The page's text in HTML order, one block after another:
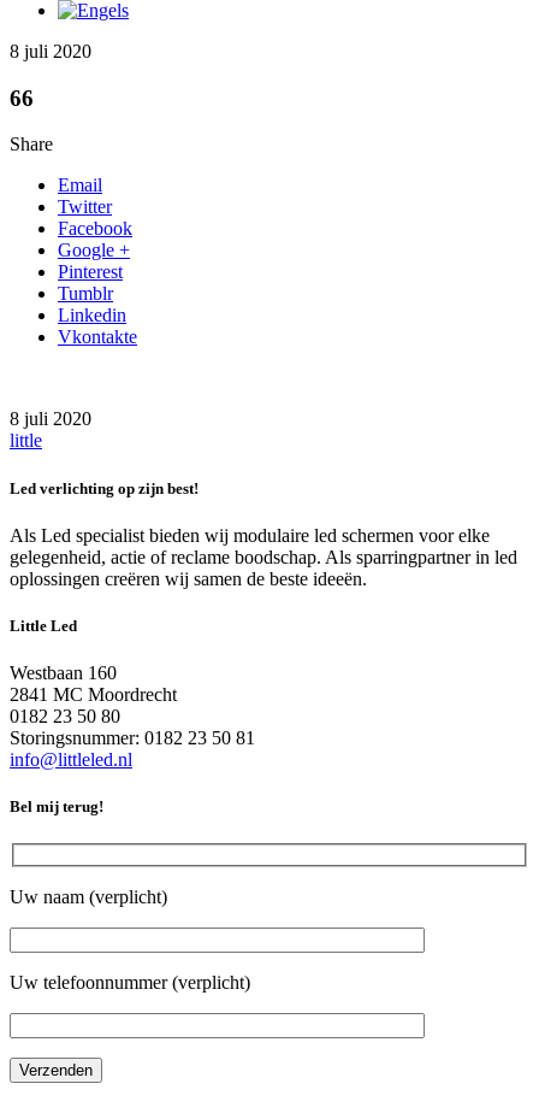
8 juli 2020
66
Share
Email
Twitter
Facebook
Google +
Pinterest
Tumblr
Linkedin
Vkontakte
8 juli 2020
little
Led verlichting op zijn best!
Als Led specialist bieden wij modulaire led schermen voor elke
gelegenheid, actie of reclame boodschap. Als sparringpartner in led
oplossingen creëren wij samen de beste ideeën.
Little Led
Westbaan 160
2841 MC Moordrecht
0182 23 50 80
Storingsnummer: 0182 23 50 81
info@littleled.nl
Bel mij terug!
Uw naam (verplicht)
Uw telefoonnummer (verplicht)